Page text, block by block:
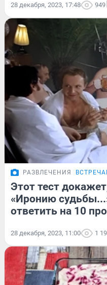
28 декабря, 2023, 17:48 949
РАЗВЛЕЧЕНИЯ
Этот тест
«Иронию
ответить на 10
28 декабря, 2023, 11:00 1